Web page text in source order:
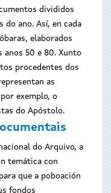
divididos
do ano. Así, en cada
elaborados
anos 50 e 80. Xunto
procedentes dos
as
exemplo, o
do Apóstolo.
do Arquivo, a
temática con
que a poboación
fondos